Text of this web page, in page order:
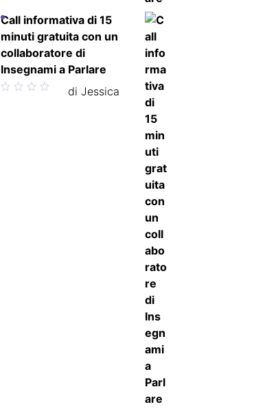
Call informativa di 15
minuti gratuita con un
collaboratore di
Insegnami a Parlare
Valutato di Jessica